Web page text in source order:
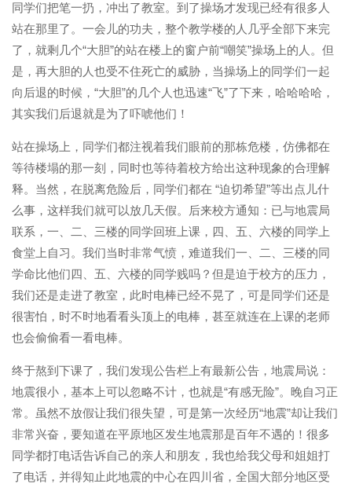
同学们把笔一扔，冲出了教室。到了操场才发现已经有很多人
站在那里了。一会儿的功夫，整个教学楼的人几乎全部下来完
了，就剩几个“大胆”的站在楼上的窗户前“嘲笑”操场上的人。但
是，再大胆的人也受不住死亡的威胁，当操场上的同学们一起
向后退的时候，“大胆”的几个人也迅速“飞”了下来，哈哈哈哈，
其实我们后退就是为了吓唬他们！
站在操场上，同学们都注视着我们眼前的那栋危楼，仿佛都在
等待楼塌的那一刻，同时也等待着校方给出这种现象的合理解
释。当然，在脱离危险后，同学们都在 “迫切希望”等出点儿什
么事，这样我们就可以放几天假。后来校方通知：已与地震局
联系，一、二、三楼的同学回班上课，四、五、六楼的同学上
食堂上自习。我们当时非常气愤，难道我们一、二、三楼的同
学命比他们四、五、六楼的同学贱吗？但是迫于校方的压力，
我们还是走进了教室，此时电棒已经不晃了，可是同学们还是
很害怕，时不时地看看头顶上的电棒，甚至就连在上课的老师
也会偷偷看一看电棒。
终于熬到下课了，我们发现公告栏上有最新公告，地震局说：
地震很小，基本上可以忽略不计，也就是“有感无险”。晚自习正
常。虽然不放假让我们很失望，可是第一次经历“地震”却让我们
非常兴奋，要知道在平原地区发生地震那是百年不遇的！很多
同学都打电话告诉自己的亲人和朋友，我也给我父母和姐姐打
了电话，并得知止此地震的中心在四川省，全国大部分地区受